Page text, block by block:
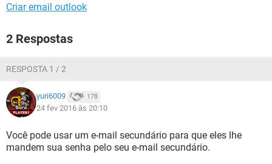
Criar email outlook
2 Respostas
RESPOSTA 1 / 2
yuri6009 178
24 fev 2016 às 20:10
Você pode usar um e-mail secundário para que eles lhe
mandem sua senha pelo seu e-mail secundário.